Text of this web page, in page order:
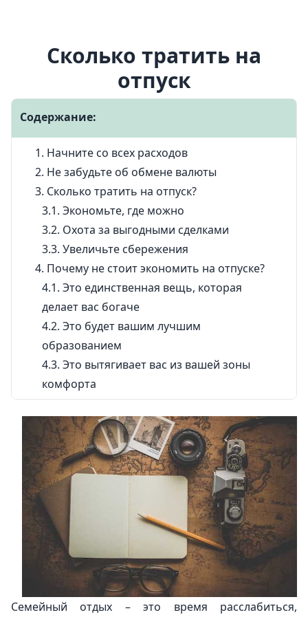
Сколько тратить на
отпуск
Содержание:
Начните со всех расходов
Не забудьте об обмене валюты
Сколько тратить на отпуск?
Экономьте, где можно
Охота за выгодными сделками
Увеличьте сбережения
Почему не стоит экономить на отпуске?
Это единственная вещь, которая
делает вас богаче
Это будет вашим лучшим
образованием
Это вытягивает вас из вашей зоны
комфорта
Семейный отдых – это время расслабиться,